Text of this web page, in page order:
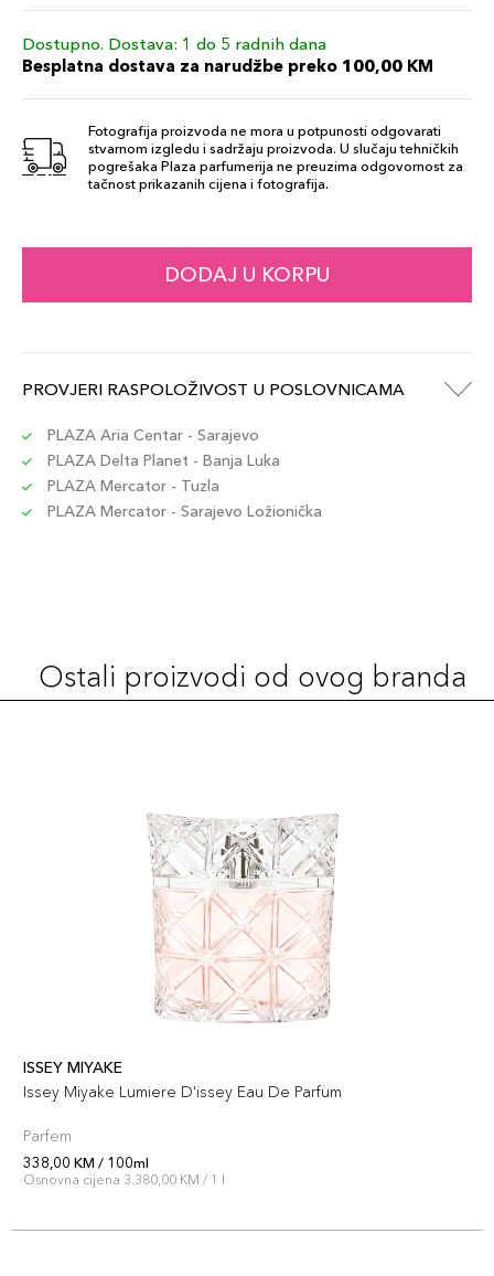
Dostupno. Dostava: 1 do 5 radnih dana
Besplatna dostava za narudžbe preko 100,00 KM
Fotografija proizvoda ne mora u potpunosti odgovarati
stvarnom izgledu i sadržaju proizvoda. U slučaju tehničkih
pogrešaka Plaza parfumerija ne preuzima odgovornost za
tačnost prikazanih cijena i fotografija.
DODAJ U KORPU
PROVJERI RASPOLOŽIVOST U POSLOVNICAMA
PLAZA Aria Centar - Sarajevo
PLAZA Delta Planet - Banja Luka
PLAZA Mercator - Tuzla
PLAZA Mercator - Sarajevo Ložionička
Ostali proizvodi od ovog branda
ISSEY MIYAKE
Issey Miyake Lumiere D'issey Eau De Parfum
Parfem
338,00 KM / 100ml
Osnovna cijena 3.380,00 KM / 1 l